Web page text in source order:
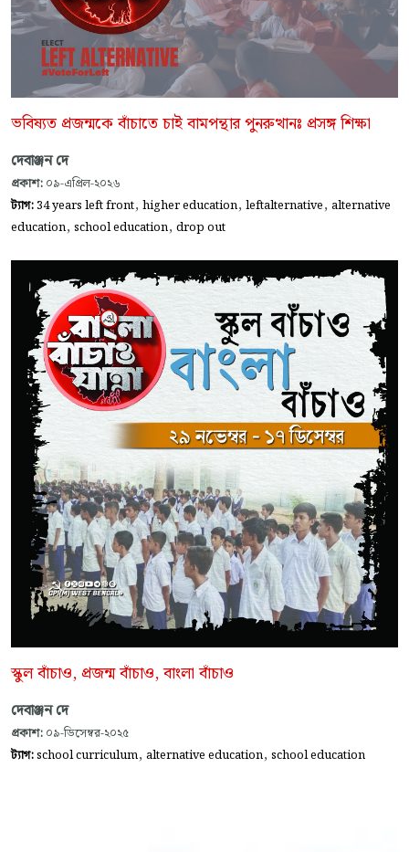
ভবিষ্যত প্রজন্মকে বাঁচাতে চাই বামপন্থার পুনরুত্থানঃ প্রসঙ্গ শিক্ষা
দেবাঞ্জন দে
প্রকাশ: ০৯-এপ্রিল-২০২৬
ট্যাগ:34 years left front, higher education, leftalternative, alternative
education, school education, drop out
স্কুল বাঁচাও, প্রজন্ম বাঁচাও, বাংলা বাঁচাও
দেবাঞ্জন দে
প্রকাশ: ০৯-ডিসেম্বর-২০২৫
ট্যাগ:school curriculum, alternative education, school education